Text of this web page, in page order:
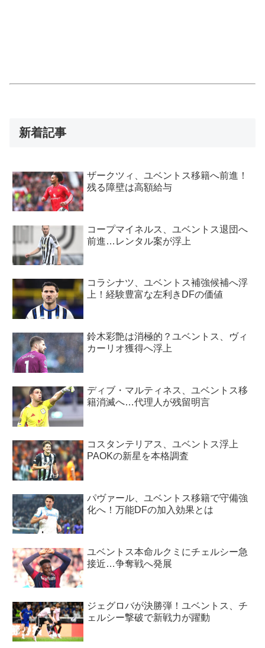
新着記事
ザークツィ、ユベントス移籍へ前進！
残る障壁は高額給与
コープマイネルス、ユベントス退団へ
前進…レンタル案が浮上
コラシナツ、ユベントス補強候補へ浮
上！経験豊富な左利きDFの価値
鈴木彩艶は消極的？ユベントス、ヴィ
カーリオ獲得へ浮上
ディブ・マルティネス、ユベントス移
籍消滅へ…代理人が残留明言
コスタンテリアス、ユベントス浮上
PAOKの新星を本格調査
パヴァール、ユベントス移籍で守備強
化へ！万能DFの加入効果とは
ユベントス本命ルクミにチェルシー急
接近…争奪戦へ発展
ジェグロバが決勝弾！ユベントス、チ
ェルシー撃破で新戦力が躍動